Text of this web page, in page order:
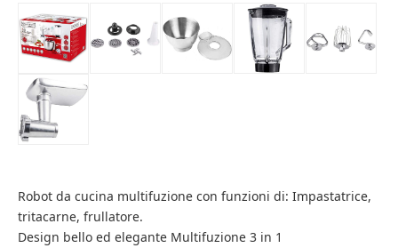
Robot da cucina multifuzione con funzioni di: Impastatrice,
tritacarne, frullatore.
Design bello ed elegante Multifuzione 3 in 1